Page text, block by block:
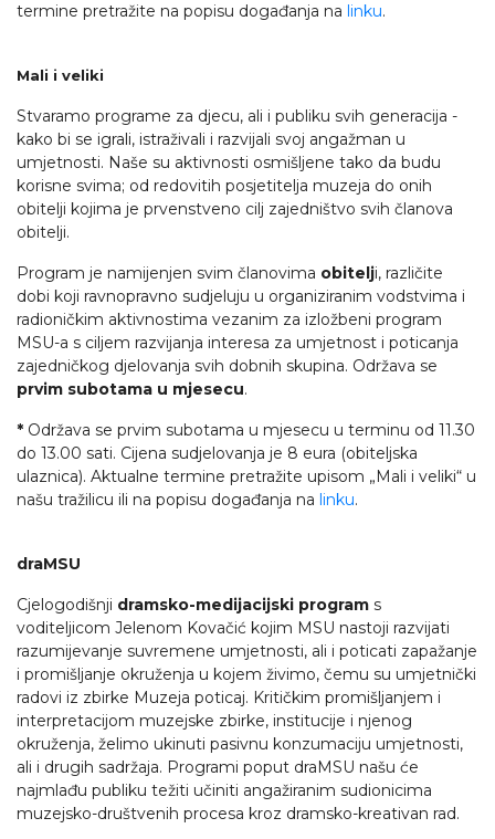
termine pretražite na popisu događanja na linku.
Mali i veliki
Stvaramo programe za djecu, ali i publiku svih generacija -
kako bi se igrali, istraživali i razvijali svoj angažman u
umjetnosti. Naše su aktivnosti osmišljene tako da budu
korisne svima; od redovitih posjetitelja muzeja do onih
obitelji kojima je prvenstveno cilj zajedništvo svih članova
obitelji.
Program je namijenjen svim članovima obitelji, različite
dobi koji ravnopravno sudjeluju u organiziranim vodstvima i
radioničkim aktivnostima vezanim za izložbeni program
MSU-a s ciljem razvijanja interesa za umjetnost i poticanja
zajedničkog djelovanja svih dobnih skupina. Održava se
prvim subotama u mjesecu.
* Održava se prvim subotama u mjesecu u terminu od 11.30
do 13.00 sati. Cijena sudjelovanja je 8 eura (obiteljska
ulaznica). Aktualne termine pretražite upisom „Mali i veliki“ u
našu tražilicu ili na popisu događanja na linku.
draMSU
Cjelogodišnji dramsko-medijacijski program s
voditeljicom Jelenom Kovačić kojim MSU nastoji razvijati
razumijevanje suvremene umjetnosti, ali i poticati zapažanje
i promišljanje okruženja u kojem živimo, čemu su umjetnički
radovi iz zbirke Muzeja poticaj. Kritičkim promišljanjem i
interpretacijom muzejske zbirke, institucije i njenog
okruženja, želimo ukinuti pasivnu konzumaciju umjetnosti,
ali i drugih sadržaja. Programi poput draMSU našu će
najmlađu publiku težiti učiniti angažiranim sudionicima
muzejsko-društvenih procesa kroz dramsko-kreativan rad.